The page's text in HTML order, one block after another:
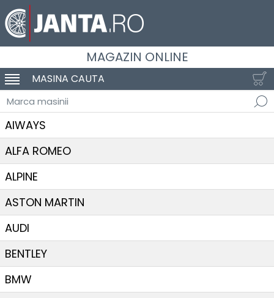
MAGAZIN ONLINE
SCHIMBA NAVIGAREA
MASINA CAUTA
Marca masinii
AIWAYS
ALFA ROMEO
ALPINE
ASTON MARTIN
AUDI
BENTLEY
BMW